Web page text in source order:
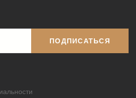
ПОДПИСАТЬСЯ